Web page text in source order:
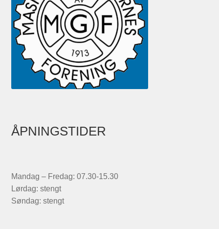
ÅPNINGSTIDER
Mandag – Fredag: 07.30-15.30
Lørdag: stengt
Søndag: stengt